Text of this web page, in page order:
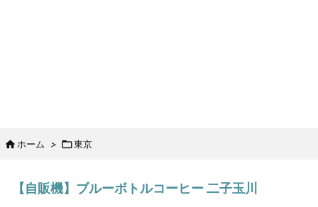
 ホーム > 東京
【自販機】ブルーボトルコーヒー 二子玉川